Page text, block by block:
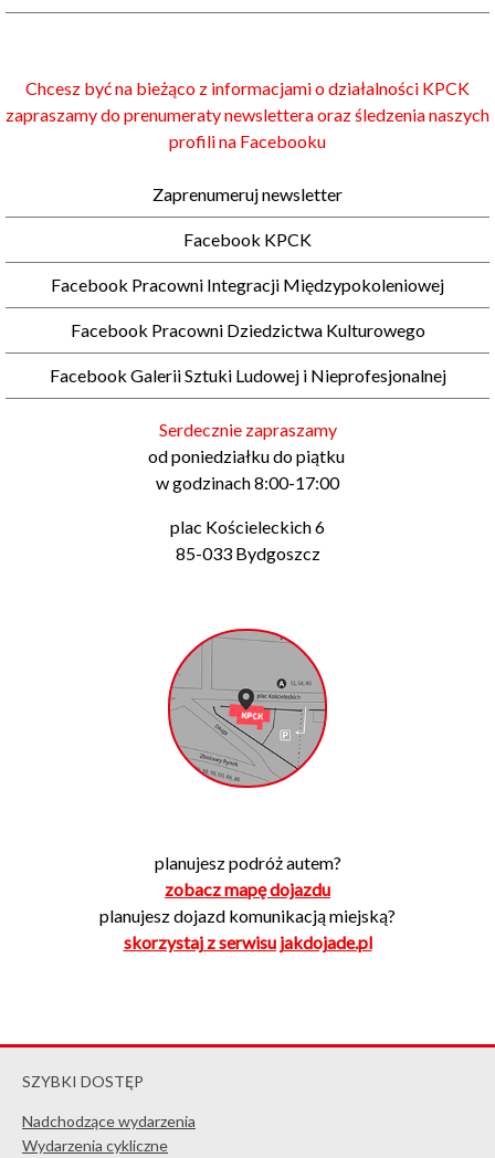
Chcesz być na bieżąco z informacjami o działalności KPCK
zapraszamy do prenumeraty newslettera oraz śledzenia naszych
profili na Facebooku
Zaprenumeruj newsletter
Facebook KPCK
Facebook Pracowni Integracji Międzypokoleniowej
Facebook Pracowni Dziedzictwa Kulturowego
Facebook Galerii Sztuki Ludowej i Nieprofesjonalnej
Serdecznie zapraszamy
od poniedziałku do piątku
w godzinach 8:00-17:00
plac Kościeleckich 6
85-033 Bydgoszcz
planujesz podróż autem?
zobacz mapę dojazdu
planujesz dojazd komunikacją miejską?
skorzystaj z serwisu jakdojade.pl
SZYBKI DOSTĘP
Nadchodzące wydarzenia
Wydarzenia cykliczne